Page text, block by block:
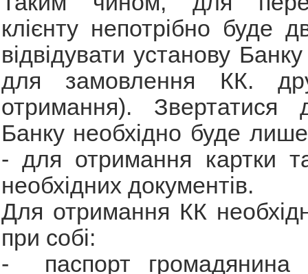
клієнту непотрібно буде
відвідувати установу
для замовлення КК.
отримання). Звертатися
Банку необхідно буде
- для отримання картки
необхідних документів.
Для отримання КК
при собі:
- паспорт громадянина